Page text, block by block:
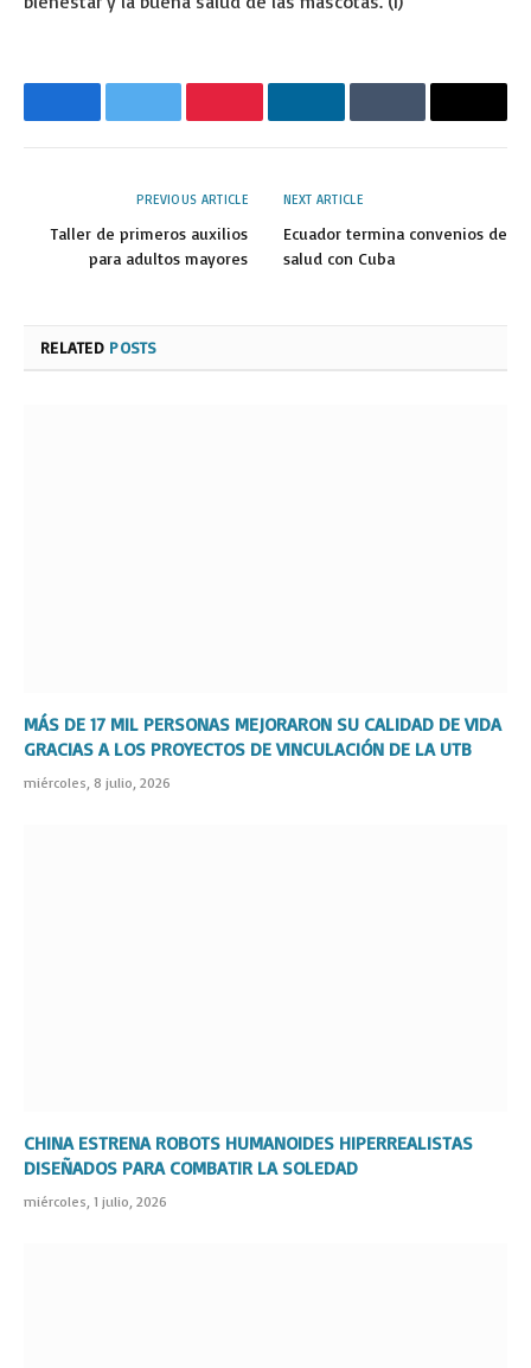
FacebookTwitter PinterestLinkedInTumblr Email
PREVIOUS ARTICLE
Taller de primeros auxilios
para adultos mayores
NEXT ARTICLE
Ecuador termina convenios de
salud con Cuba
RELATED POSTS
MÁS DE 17 MIL PERSONAS MEJORARON SU CALIDAD DE VIDA
GRACIAS A LOS PROYECTOS DE VINCULACIÓN DE LA UTB
miércoles, 8 julio, 2026
CHINA ESTRENA ROBOTS HUMANOIDES HIPERREALISTAS
DISEÑADOS PARA COMBATIR LA SOLEDAD
miércoles, 1 julio, 2026